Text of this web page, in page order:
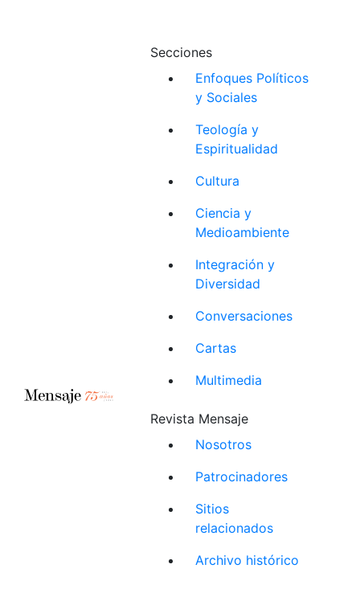
Secciones
Enfoques Políticos
y Sociales
Teología y
Espiritualidad
Cultura
Ciencia y
Medioambiente
Integración y
Diversidad
Conversaciones
Cartas
Multimedia
Revista Mensaje
Nosotros
Patrocinadores
Sitios
relacionados
Archivo histórico